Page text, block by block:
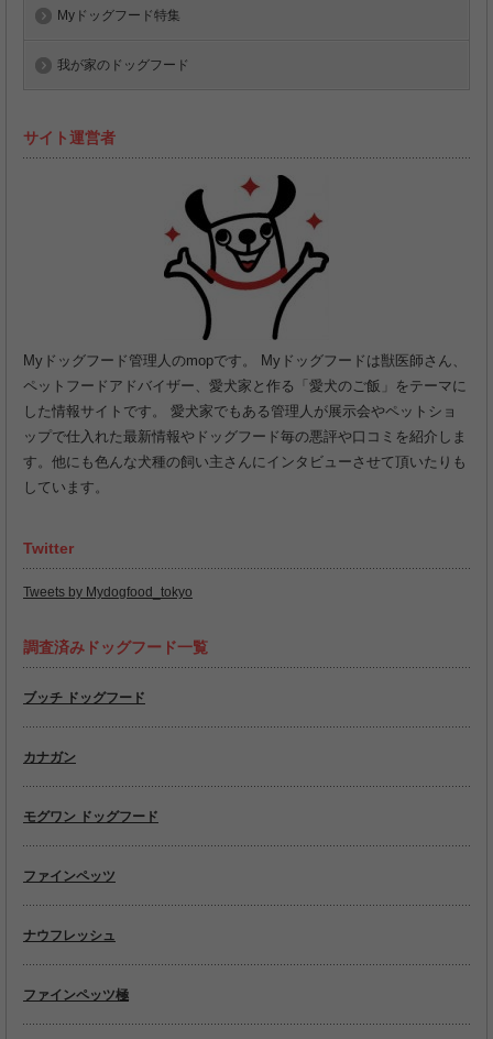
Myドッグフード特集
我が家のドッグフード
サイト運営者
Myドッグフード管理人のmopです。 Myドッグフードは獣医師さん、
ペットフードアドバイザー、愛犬家と作る「愛犬のご飯」をテーマに
した情報サイトです。 愛犬家でもある管理人が展示会やペットショ
ップで仕入れた最新情報やドッグフード毎の悪評や口コミを紹介しま
す。他にも色んな犬種の飼い主さんにインタビューさせて頂いたりも
しています。
Twitter
Tweets by Mydogfood_tokyo
調査済みドッグフード一覧
ブッチ ドッグフード
カナガン
モグワン ドッグフード
ファインペッツ
ナウフレッシュ
ファインペッツ極